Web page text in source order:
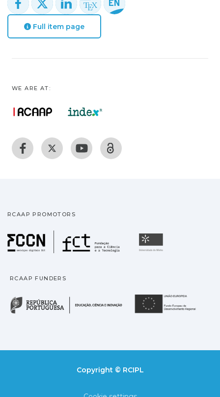
Full item page
WE ARE AT:
RCAAP PROMOTORS
Fundação para a
RCAAP FUNDERS
República Portuguesa
Copyright © RCIPL